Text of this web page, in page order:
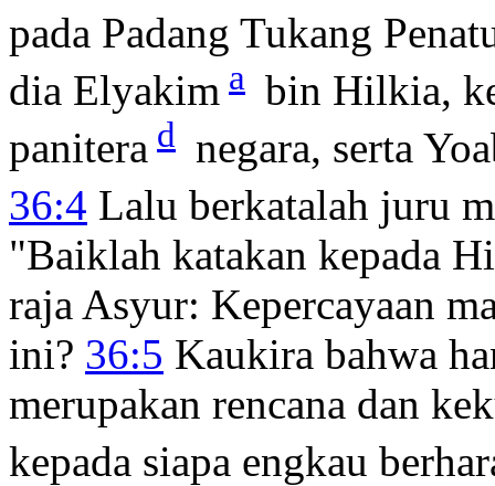
pada Padang Tukang
dia Elyakim a bin Hilkia,
panitera d negara, serta
36:4 Lalu berkatalah juru
"Baiklah katakan kepada
raja Asyur: Kepercayaan
ini? 36:5 Kaukira bahwa
merupakan rencana dan
kepada siapa engkau